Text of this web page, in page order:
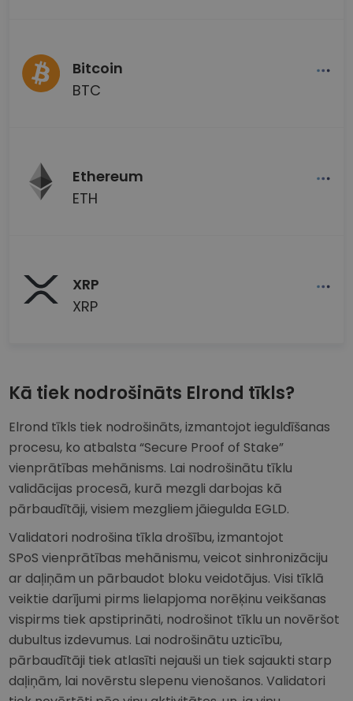
Bitcoin
BTC
Ethereum
ETH
XRP
XRP
Kā tiek nodrošināts Elrond tīkls?
Elrond tīkls tiek nodrošināts, izmantojot ieguldīšanas
procesu, ko atbalsta “Secure Proof of Stake”
vienprātības mehānisms. Lai nodrošinātu tīklu
validācijas procesā, kurā mezgli darbojas kā
pārbaudītāji, visiem mezgliem jāiegulda EGLD.
Validatori nodrošina tīkla drošību, izmantojot
SPoS vienprātības mehānismu, veicot sinhronizāciju
ar daļiņām un pārbaudot bloku veidotājus. Visi tīklā
veiktie darījumi pirms lielapjoma norēķinu veikšanas
vispirms tiek apstiprināti, nodrošinot tīklu un novēršot
dubultus izdevumus. Lai nodrošinātu uzticību,
pārbaudītāji tiek atlasīti nejauši un tiek sajaukti starp
daļiņām, lai novērstu slepenu vienošanos. Validatori